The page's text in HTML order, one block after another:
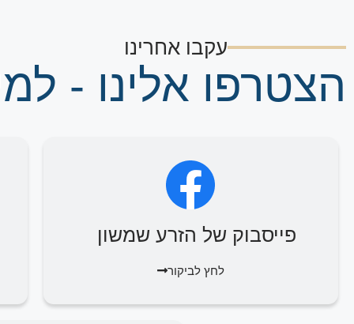
עקבו אחרינו
הצטרפו אלינו -
פייסבוק של הזרע שמשון
לחץ לביקור